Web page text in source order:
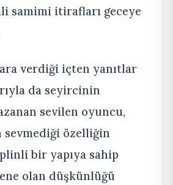
samimi itirafları geceye
verdiği içten yanıtlar
da seyircinin
sevilen oyuncu,
sevmediği özelliğin
bir yapıya sahip
olan düşkünlüğü